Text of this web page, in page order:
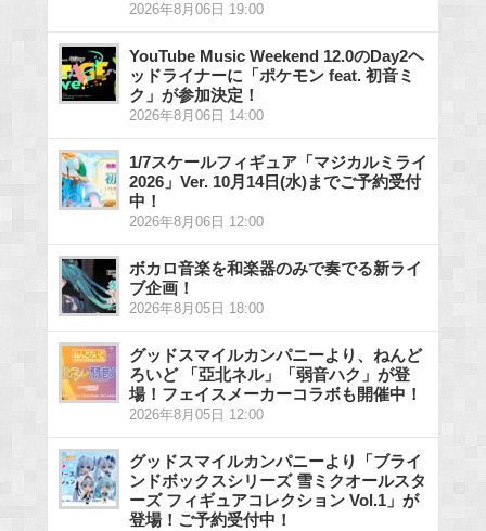
2026年8月06日 19:00
YouTube Music Weekend 12.0のDay2ヘ
ッドライナーに「ポケモン feat. 初音ミ
ク」が参加決定！
2026年8月06日 14:00
1/7スケールフィギュア「マジカルミライ
2026」Ver. 10月14日(水)までご予約受付
中！
2026年8月06日 12:00
ボカロ音楽を和楽器のみで奏でる新ライ
ブ企画！
2026年8月05日 18:00
グッドスマイルカンパニーより、ねんど
ろいど 「亞北ネル」「弱音ハク」が登
場！フェイスメーカーコラボも開催中！
2026年8月05日 12:00
グッドスマイルカンパニーより「ブライ
ンドボックスシリーズ 雪ミクオールスタ
ーズ フィギュアコレクション Vol.1」が
登場！ご予約受付中！